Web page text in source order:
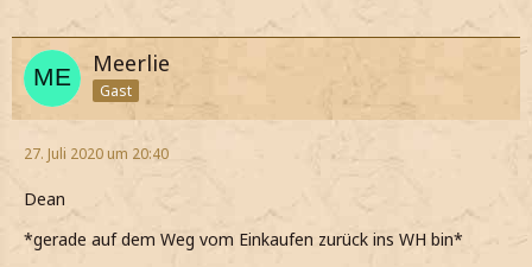
Meerlie
Gast
27. Juli 2020 um 20:40
Dean
*gerade auf dem Weg vom Einkaufen zurück ins WH bin*